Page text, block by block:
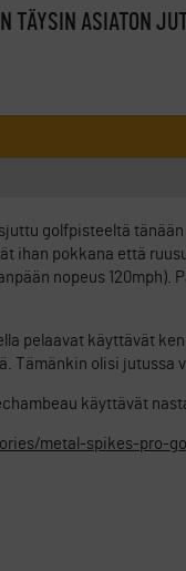
TÄYSIN ASIATON
golfpisteeltä
ihan pokkana että
nopeus
pelaavat käyttävät
Tämänkin olisi
käyttävät
metal-spikes-pro-